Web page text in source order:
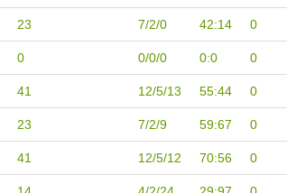
23 7/2/0 42:14 0
0 0/0/0 0:0 0
41 12/5/13 55:44 0
23 7/2/9 59:67 0
41 12/5/12 70:56 0